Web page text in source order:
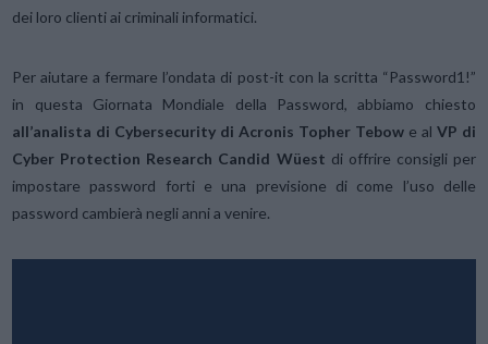
dei loro clienti ai criminali informatici.
Per aiutare a fermare l’ondata di post-it con la scritta “Password1!”
in questa Giornata Mondiale della Password, abbiamo chiesto
all’analista di Cybersecurity di Acronis Topher Tebowe al VP di
Cyber Protection Research Candid Wüest di offrire consigli per
impostare password forti e una previsione di come l’uso delle
password cambierà negli anni a venire.